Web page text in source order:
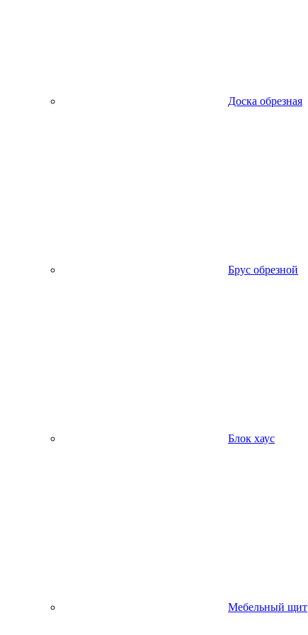
Доска обрезная
Брус обрезной
Блок хаус
Мебельный щит